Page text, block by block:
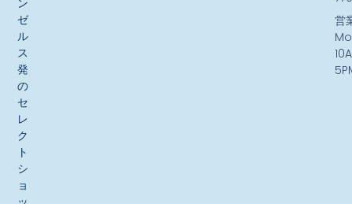
ン
ゼ
ル
ス
発
の
セ
レ
ク
ト
シ
ョ
営